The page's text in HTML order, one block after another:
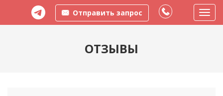
Отправить запрос
меню
ОТЗЫВЫ